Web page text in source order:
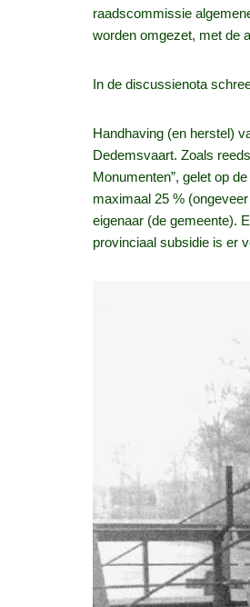
raadscommissie
worden omgezet, met de
In de discussienota
Handhaving (en herstel)
Dedemsvaart. Zoals
Monumenten”, gelet op
maximaal 25 %
eigenaar (de gemeente).
provinciaal subsidie is er